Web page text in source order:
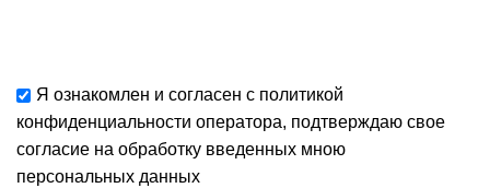
Я ознакомлен и согласен с политикой
конфиденциальности оператора, подтверждаю свое
согласие на обработку введенных мною
персональных данных